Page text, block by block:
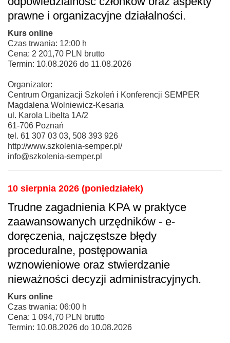
prawne i organizacyjne działalności.
Kurs online
Czas trwania: 12:00 h
Cena: 2 201,70 PLN brutto
Termin: 10.08.2026 do 11.08.2026
Organizator:
Centrum Organizacji Szkoleń i Konferencji SEMPER
Magdalena Wolniewicz-Kesaria
ul. Karola Libelta 1A/2
61-706 Poznań
tel. 61 307 03 03, 508 393 926
http://www.szkolenia-semper.pl/
info@szkolenia-semper.pl
10 sierpnia 2026 (poniedziałek)
Trudne zagadnienia KPA w praktyce
zaawansowanych urzędników - e-
doręczenia, najczęstsze błędy
proceduralne, postępowania
wznowieniowe oraz stwierdzanie
nieważności decyzji administracyjnych.
Kurs online
Czas trwania: 06:00 h
Cena: 1 094,70 PLN brutto
Termin: 10.08.2026 do 10.08.2026